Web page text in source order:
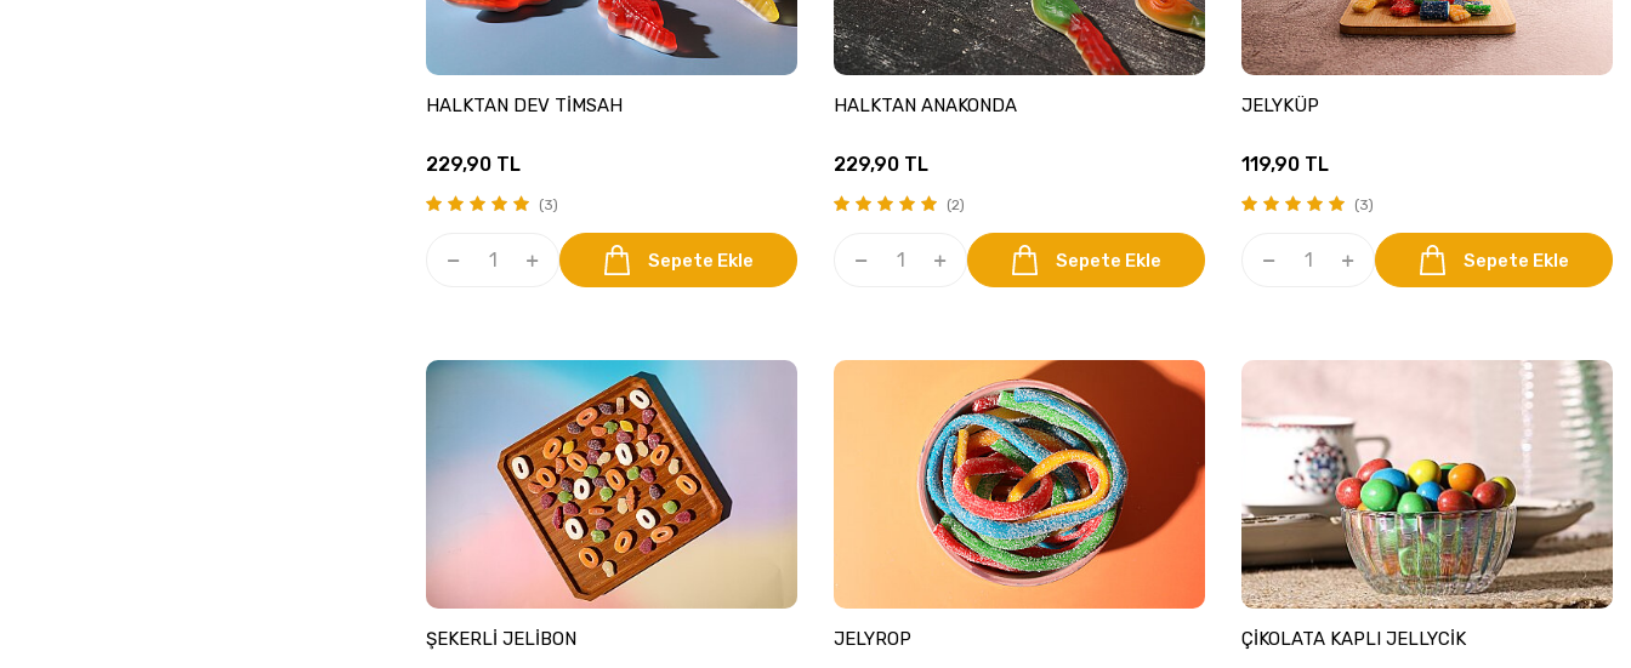
HALKTAN DEV TİMSAH
229,90 TL
(3)
Sepete Ekle
HALKTAN ANAKONDA
229,90 TL
(2)
Sepete Ekle
JELYKÜP
119,90 TL
(3)
Sepete Ekle
ŞEKERLİ JELİBON JELYROP ÇİKOLATA KAPLI JELLYCİK